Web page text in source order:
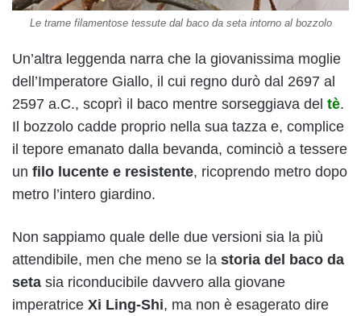
Le trame filamentose tessute dal baco da seta intorno al bozzolo
Un’altra leggenda narra che la giovanissima moglie
dell’Imperatore Giallo, il cui regno durò dal 2697 al
2597 a.C., scoprì il baco mentre sorseggiava del tè.
Il bozzolo cadde proprio nella sua tazza e, complice
il tepore emanato dalla bevanda, cominciò a tessere
un filo lucente e resistente, ricoprendo metro dopo
metro l’intero giardino.
Non sappiamo quale delle due versioni sia la più
attendibile, men che meno se la storia del baco da
seta sia riconducibile davvero alla giovane
imperatrice Xi Ling-Shi, ma non è esagerato dire